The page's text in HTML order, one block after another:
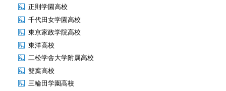
正則学園高校
千代田女学園高校
東京家政学院高校
東洋高校
二松学舎大学附属高校
雙葉高校
三輪田学園高校